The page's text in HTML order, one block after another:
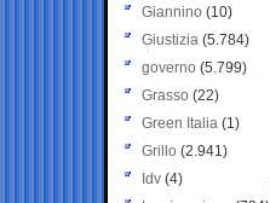
Giannino (10)
Giustizia (5.784)
governo (5.799)
Grasso (22)
Green Italia (1)
Grillo (2.941)
Idv (4)